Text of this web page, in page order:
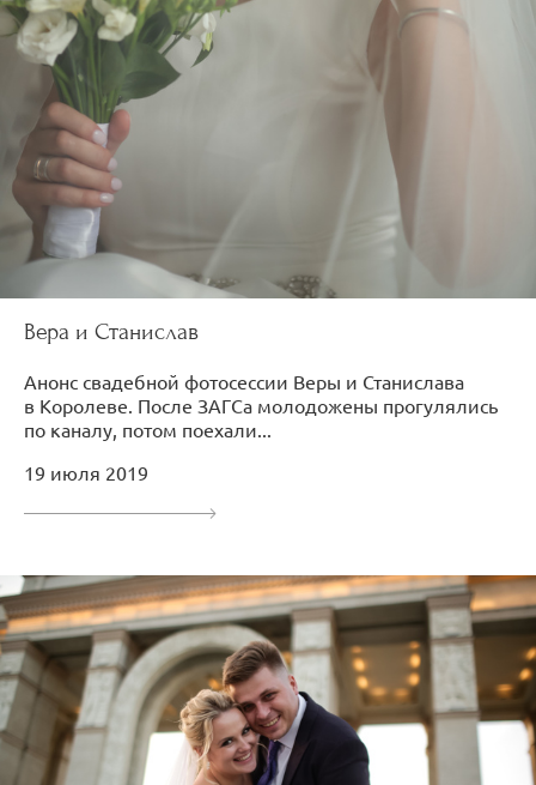
Вера и Станислав
Анонс свадебной фотосессии Веры и Станислава
в Королеве. После ЗАГСа молодожены прогулялись
по каналу, потом поехали...
19 июля 2019